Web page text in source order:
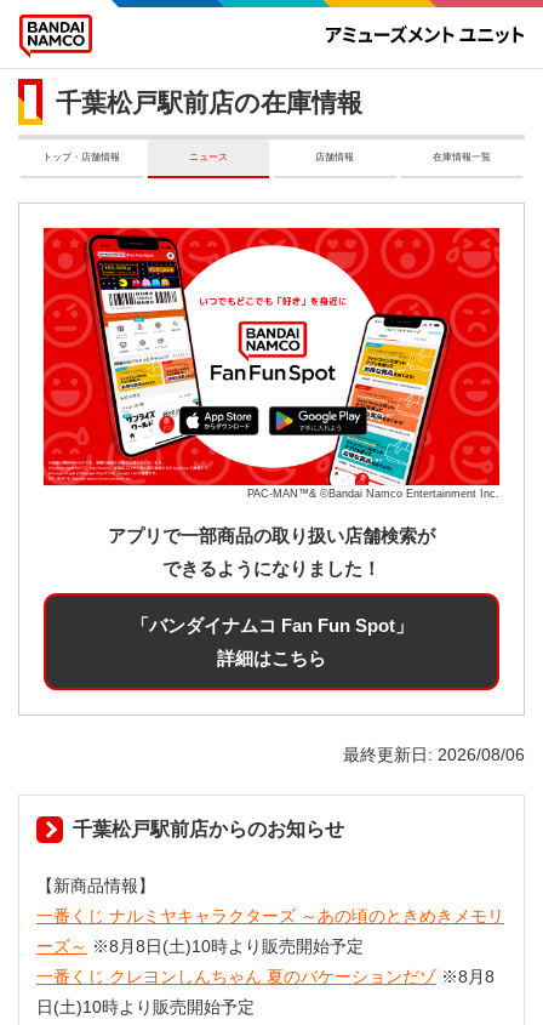
千葉松戸駅前店の在庫情報
トップ・店舗情報 ニュース 店舗情報 在庫情報一覧
PAC-MAN™& ©Bandai Namco Entertainment Inc.
アプリで一部商品の取り扱い店舗検索が
できるようになりました！
「バンダイナムコ Fan Fun Spot」
詳細はこちら
最終更新日 2026/08/06
千葉松戸駅前店からのお知らせ
【新商品情報】
一番くじ ナルミヤキャラクターズ ～あの頃のときめきメモリ
ーズ～ ※8月8日(土)10時より販売開始予定
一番くじ クレヨンしんちゃん 夏のバケーションだゾ※8月8
日(土)10時より販売開始予定